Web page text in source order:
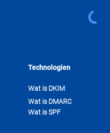
Technologien
Wat is DKIM
Wat is DMARC
Wat is SPF